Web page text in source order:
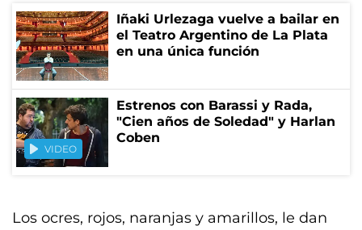
Iñaki Urlezaga vuelve a bailar en
el Teatro Argentino de La Plata
en una única función
VIDEO
Estrenos con Barassi y Rada,
"Cien años de Soledad" y Harlan
Coben
Los ocres, rojos, naranjas y amarillos, le dan